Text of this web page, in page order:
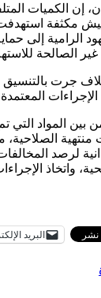
إن الكميات
مكثفة
الرامية إلى
الصالحة
جرت بالتنسيق
الإجراءات
الصلاحية،
لرصد
واتخاذ
البريد